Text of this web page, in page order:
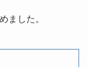
ました。